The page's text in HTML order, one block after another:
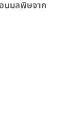
นมลพิษจาก